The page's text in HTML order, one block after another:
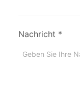
Nachricht *